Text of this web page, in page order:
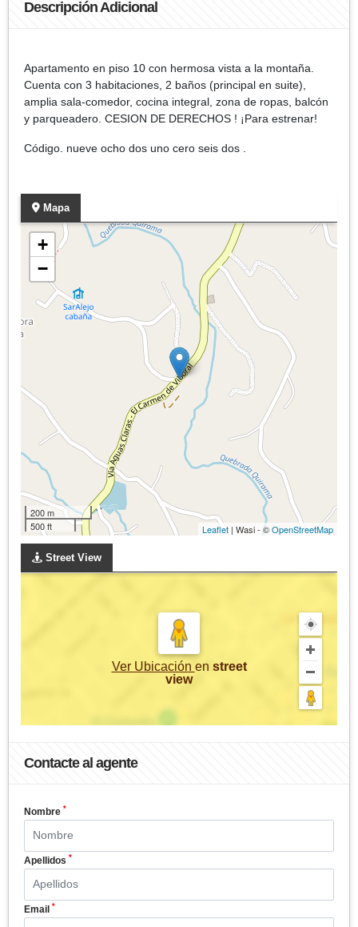
Descripción Adicional
Apartamento en piso 10 con hermosa vista a la montaña.
Cuenta con 3 habitaciones, 2 baños (principal en suite),
amplia sala-comedor, cocina integral, zona de ropas, balcón
y parqueadero. CESION DE DERECHOS ! ¡Para estrenar!
Código. nueve ocho dos uno cero seis dos .
Mapa
+
−
200 m
500 ft
Leaflet | Wasi - ©OpenStreetMap
Street View
Ver Ubicación en street
view
Contacte al agente
Nombre *
Apellidos *
Email *